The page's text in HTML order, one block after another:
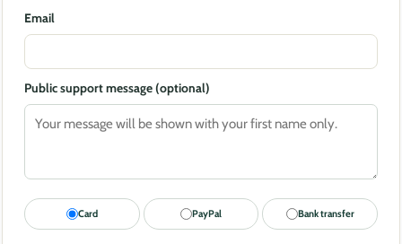
Email
Public support message (optional)
Card PayPal Bank transfer